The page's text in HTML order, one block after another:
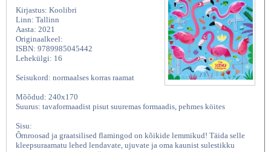
Kirjastus: Koolibri
Linn: Tallinn
Aasta: 2021
Originaalkeel:
ISBN: 9789985045442
Lehekülgi: 16
Seisukord: normaalses korras raamat
Mõõdud: 240x170
Suurus: tavaformaadist pisut suuremas formaadis, pehmes köites
Sisu:
Õrnroosad ja graatsilised flamingod on kõikide lemmikud! Täida selle
kleepsuraamatu lehed lendavate, ujuvate ja oma kaunist sulestikku